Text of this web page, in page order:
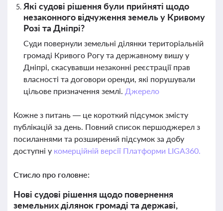
Які судові рішення були прийняті щодо
незаконного відчуження земель у Кривому
Розі та Дніпрі?
Суди повернули земельні ділянки територіальній
громаді Кривого Рогу та державному вишу у
Дніпрі, скасувавши незаконні реєстрації прав
власності та договори оренди, які порушували
цільове призначення землі. Джерело
Кожне з питань — це короткий підсумок змісту
публікацій за день. Повний список першоджерел з
посиланнями та розширений підсумок за добу
доступні у комерційній версії Платформи LIGA360.
Стисло про головне:
Нові судові рішення щодо повернення
земельних ділянок громаді та державі,